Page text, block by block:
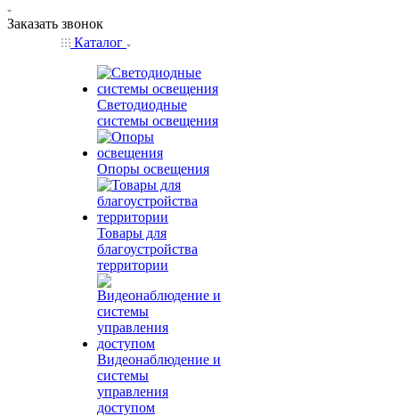
Заказать звонок
Каталог
Светодиодные
системы освещения
Опоры освещения
Товары для
благоустройства
территории
Видеонаблюдение и
системы
управления
доступом